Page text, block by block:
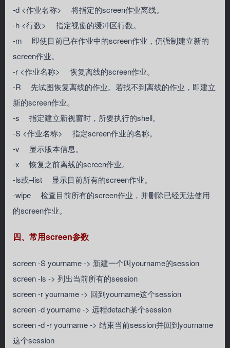
-d <作业名称> 将指定的screen作业离线。
-h <行数> 指定视窗的缓冲区行数。
-m 即使目前已在作业中的screen作业，仍强制建立新的
screen作业。
-r <作业名称> 恢复离线的screen作业。
-R 先试图恢复离线的作业。若找不到离线的作业，即建立
新的screen作业。
-s 指定建立新视窗时，所要执行的shell。
-S <作业名称> 指定screen作业的名称。
-v 显示版本信息。
-x 恢复之前离线的screen作业。
-ls或–list 显示目前所有的screen作业。
-wipe 检查目前所有的screen作业，并删除已经无法使用
的screen作业。
四、常用screen参数
screen -S yourname -> 新建一个叫yourname的session
screen -ls -> 列出当前所有的session
screen -r yourname -> 回到yourname这个session
screen -d yourname -> 远程detach某个session
screen -d -r yourname -> 结束当前session并回到yourname
这个session